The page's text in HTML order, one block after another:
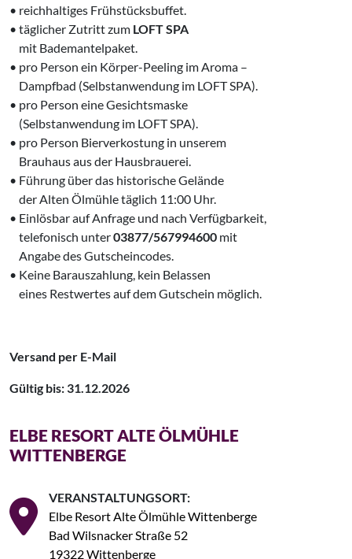
• reichhaltiges Frühstücksbuffet.
• täglicher Zutritt zum LOFT SPA
‌ mit Bademantelpaket.
• pro Person ein Körper-Peeling im Aroma –
‌ Dampfbad (Selbstanwendung im LOFT SPA).
• pro Person eine Gesichtsmaske
‌ (Selbstanwendung im LOFT SPA).
• pro Person Bierverkostung in unserem
‌ Brauhaus aus der Hausbrauerei.
• Führung über das historische Gelände
‌ der Alten Ölmühle täglich 11:00 Uhr.
• Einlösbar auf Anfrage und nach Verfügbarkeit,
‌ telefonisch unter03877/567994600 mit
‌ Angabe des Gutscheincodes.
• Keine Barauszahlung, kein Belassen
‌ eines Restwertes auf dem Gutschein möglich.
Versand per E-Mail
Gültig bis: 31.12.2026
ELBE RESORT ALTE ÖLMÜHLE
WITTENBERGE
VERANSTALTUNGSORT:
Elbe Resort Alte Ölmühle Wittenberge
Bad Wilsnacker Straße 52
19322 Wittenberge